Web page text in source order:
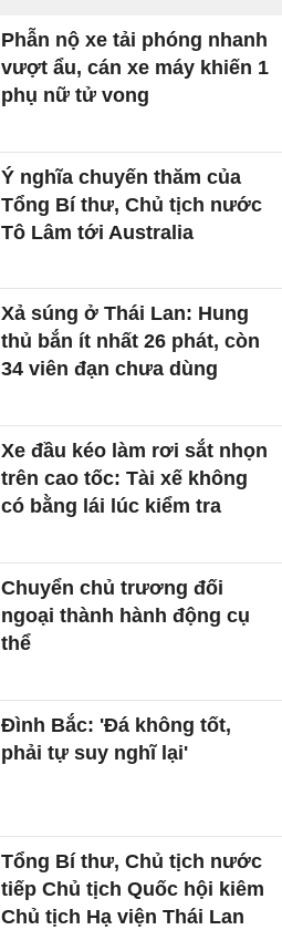
Phẫn nộ xe tải phóng nhanh
vượt ẩu, cán xe máy khiến 1
phụ nữ tử vong
Ý nghĩa chuyến thăm của
Tổng Bí thư, Chủ tịch nước
Tô Lâm tới Australia
Xả súng ở Thái Lan: Hung
thủ bắn ít nhất 26 phát, còn
34 viên đạn chưa dùng
Xe đầu kéo làm rơi sắt nhọn
trên cao tốc: Tài xế không
có bằng lái lúc kiểm tra
Chuyển chủ trương đối
ngoại thành hành động cụ
thể
Đình Bắc: 'Đá không tốt,
phải tự suy nghĩ lại'
Tổng Bí thư, Chủ tịch nước
tiếp Chủ tịch Quốc hội kiêm
Chủ tịch Hạ viện Thái Lan